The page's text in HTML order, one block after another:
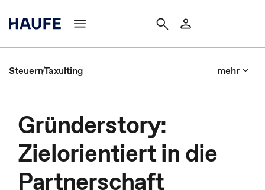
SteuernTaxulting mehr
Gründerstory:
Zielorientiert in die
Partnerschaft